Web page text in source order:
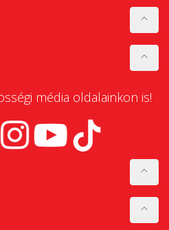
média oldalainkon is!